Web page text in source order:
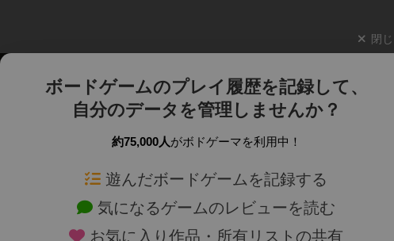
閉
ボードゲームのプレイ履歴を記録して、
自分のデータを管理しませんか？
約75,000人がボドゲーマを利用中！
遊んだボードゲームを記録する
気になるゲームのレビューを読む
お気に入り作品・所有リストの共有
ボードゲームを検索する 新作・再入荷情報